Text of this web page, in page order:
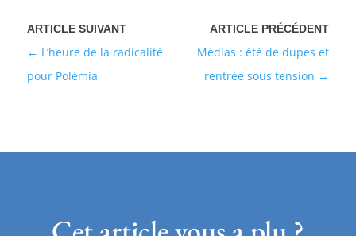
Médias : été de dupes et
rentrée sous tension
L’heure de la radicalité
pour Polémia